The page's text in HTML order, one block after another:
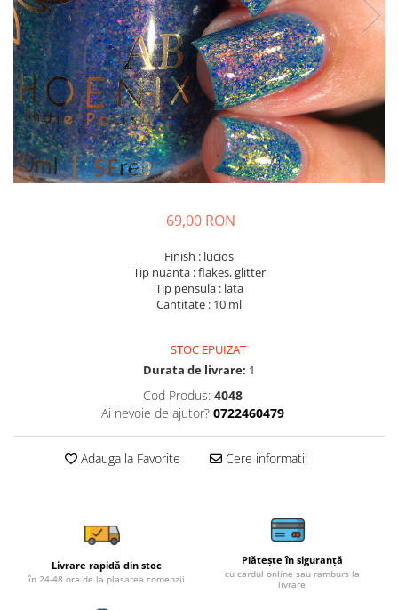
69,00 RON
Finish : lucios
Tip nuanta : flakes, glitter
Tip pensula : lata
Cantitate : 10 ml
STOC EPUIZAT
Durata de livrare: 1
Cod Produs: 4048
Ai nevoie de ajutor? 0722460479
Adauga la Favorite Cere informatii
Livrare rapidă din stoc
în 24-48 ore de la plasarea comenzii
Plătește în siguranță
cu cardul online sau ramburs la
livrare